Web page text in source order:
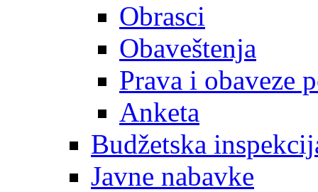
Obrasci
Obaveštenja
Prava i obaveze
Anketa
Budžetska
Javne nabavke